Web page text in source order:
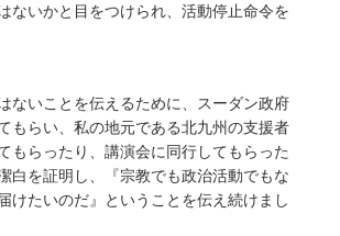
ないかと目をつけられ、活動停止命令を
ないことを伝えるために、スーダン政府
もらい、私の地元である北九州の支援者
もらったり、講演会に同行してもらった
白を証明し、『宗教でも政治活動でもな
けたいのだ』ということを伝え続けまし